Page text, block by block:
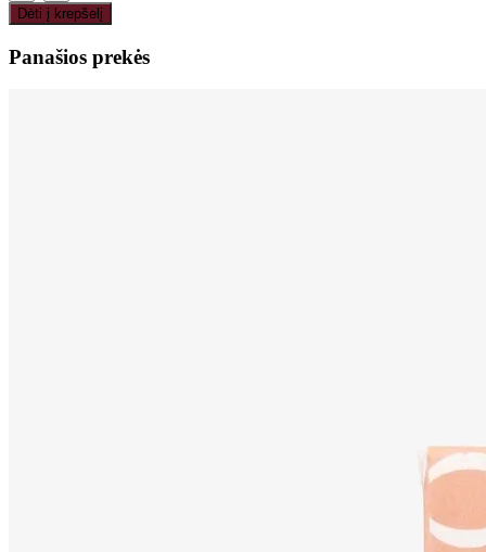
Dėti į krepšelį
Panašios prekės